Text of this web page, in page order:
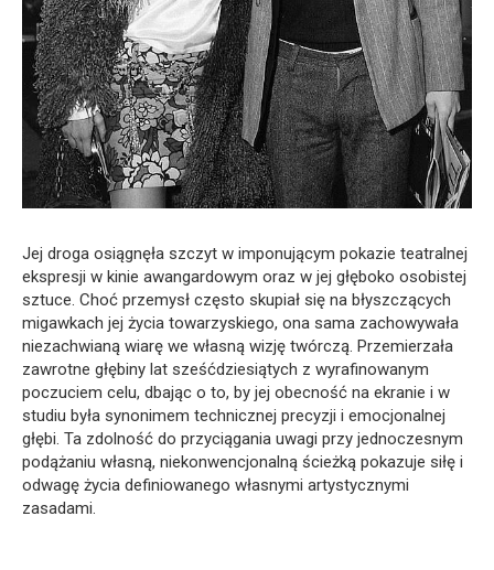
Jej droga osiągnęła szczyt w imponującym pokazie teatralnej
ekspresji w kinie awangardowym oraz w jej głęboko osobistej
sztuce. Choć przemysł często skupiał się na błyszczących
migawkach jej życia towarzyskiego, ona sama zachowywała
niezachwianą wiarę we własną wizję twórczą. Przemierzała
zawrotne głębiny lat sześćdziesiątych z wyrafinowanym
poczuciem celu, dbając o to, by jej obecność na ekranie i w
studiu była synonimem technicznej precyzji i emocjonalnej
głębi. Ta zdolność do przyciągania uwagi przy jednoczesnym
podążaniu własną, niekonwencjonalną ścieżką pokazuje siłę i
odwagę życia definiowanego własnymi artystycznymi
zasadami.